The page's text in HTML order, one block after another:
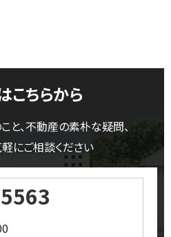
こちらから
と、不動産の素朴な疑問、
にご相談ください